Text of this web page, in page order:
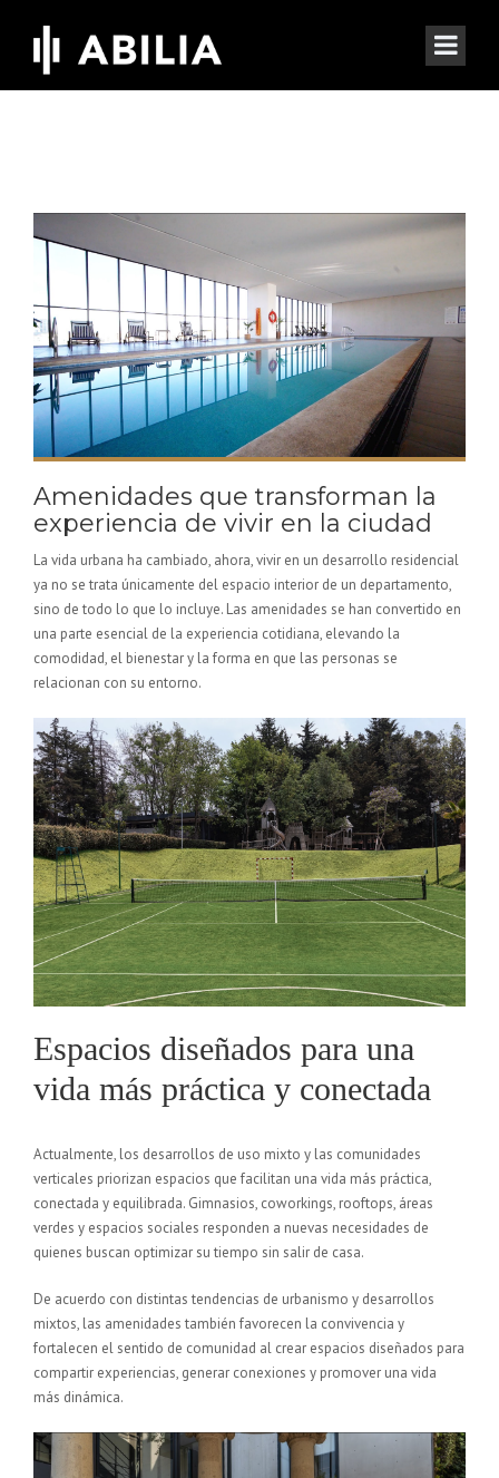
Amenidades que transforman la
experiencia de vivir en la ciudad
La vida urbana ha cambiado, ahora, vivir en un desarrollo residencial
ya no se trata únicamente del espacio interior de un departamento,
sino de todo lo que lo incluye. Las amenidades se han convertido en
una parte esencial de la experiencia cotidiana, elevando la
comodidad, el bienestar y la forma en que las personas se
relacionan con su entorno.
Espacios diseñados para una
vida más práctica y conectada
Actualmente, los desarrollos de uso mixto y las comunidades
verticales priorizan espacios que facilitan una vida más práctica,
conectada y equilibrada. Gimnasios, coworkings, rooftops, áreas
verdes y espacios sociales responden a nuevas necesidades de
quienes buscan optimizar su tiempo sin salir de casa.
De acuerdo con distintas tendencias de urbanismo y desarrollos
mixtos, las amenidades también favorecen la convivencia y
fortalecen el sentido de comunidad al crear espacios diseñados para
compartir experiencias, generar conexiones y promover una vida
más dinámica.